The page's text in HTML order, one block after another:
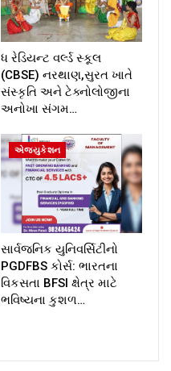
ધ રેડિયન્ટ વર્લ્ડ સ્કૂલ
(CBSE) નરથાણ,સુરત ખાતે
સંસ્કૃતિ અને ટેક્નોલોજીના
અનોખા સંગમ…
એજ્યુકેશન
સાર્વજનિક યુનિવર્સિટીનો
PGDFBS કોર્સ: ભારતના
વિકસતા BFSI ક્ષેત્ર માટે
ભવિષ્યના કુશળ…